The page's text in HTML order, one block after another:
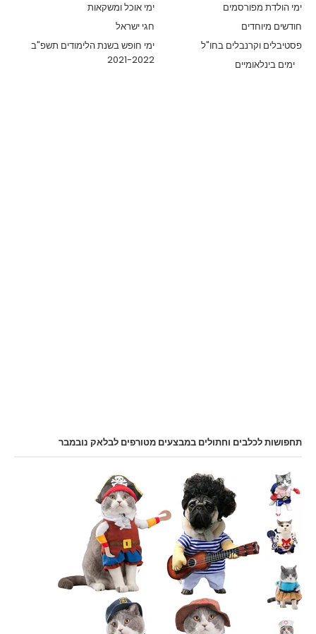
ימי אוכל ומשקאות
ימי הולדת מפורסמים
חגי ישראל
חודשים מיוחדים
ימי חופש בשנת הלימודים תשפ"ב
2021-2022
פסטיבלים וקרנבלים בחו"ל
ימים בינלאומיים
תחפושות לכלבים וחתולים במבצעים מטורפים לבלאק נובמבר